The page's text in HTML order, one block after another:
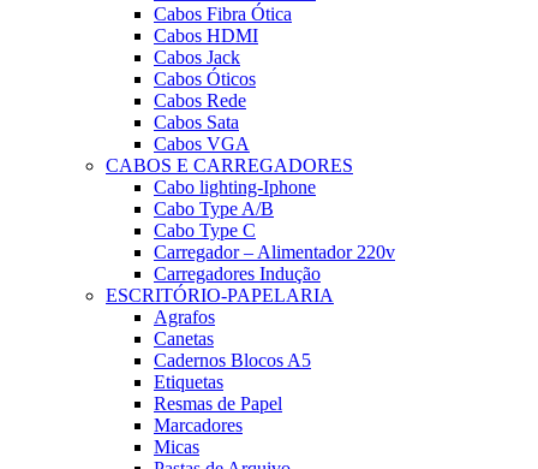
Cabos Fibra Ótica
Cabos HDMI
Cabos Jack
Cabos Óticos
Cabos Rede
Cabos Sata
Cabos VGA
CABOS E CARREGADORES
Cabo lighting-Iphone
Cabo Type A/B
Cabo Type C
Carregador – Alimentador 220v
Carregadores Indução
ESCRITÓRIO-PAPELARIA
Agrafos
Canetas
Cadernos Blocos A5
Etiquetas
Resmas de Papel
Marcadores
Micas